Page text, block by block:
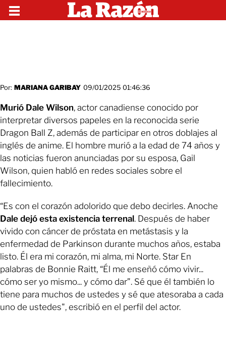
Por: MARIANA GARIBAY 09/01/2025 01:46:36
Murió Dale Wilson, actor canadiense conocido por
interpretar diversos papeles en la reconocida serie
Dragon Ball Z, además de participar en otros doblajes al
inglés de anime. El hombre murió a la edad de 74 años y
las noticias fueron anunciadas por su esposa, Gail
Wilson, quien habló en redes sociales sobre el
fallecimiento.
“Es con el corazón adolorido que debo decirles. Anoche
Dale dejó esta existencia terrenal. Después de haber
vivido con cáncer de próstata en metástasis y la
enfermedad de Parkinson durante muchos años, estaba
listo. Él era mi corazón, mi alma, mi Norte. Star En
palabras de Bonnie Raitt, “Él me enseñó cómo vivir...
cómo ser yo mismo... y cómo dar”. Sé que él también lo
tiene para muchos de ustedes y sé que atesoraba a cada
uno de ustedes", escribió en el perfil del actor.